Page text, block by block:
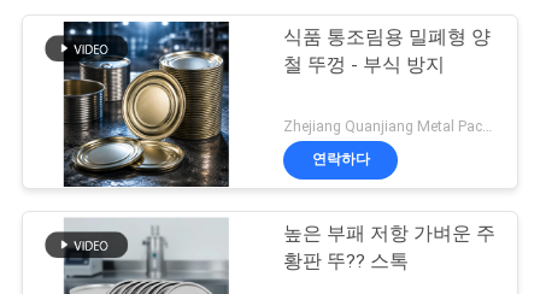
소
이
무주석 강판
17
식품 통조림용 밀폐형 양
철 뚜껑 - 부식 방지
연락하다
높은 부패 저항 가벼운 주
황판 뚜?? 스톡